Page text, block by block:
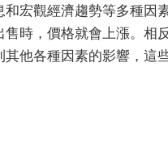
宏觀經濟趨勢等多種因
時，價格就會上漲。相
他各種因素的影響，這